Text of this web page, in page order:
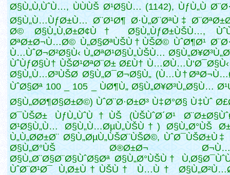
Ø§Ù„Ù‚ÙˆÙ…, ÙÙÙŠ Ø¹Ø§Ù… (1142), ÙƒÙ„Ù
Ø§Ù„Ù…ÙƒØ±Ù… Ø¨Ø¹Ø¶ Ø·Ù„Ø¨ØªÙ‡
Ø© Ø§Ù„Ù‚Ø±Ø¢Ù† Ø§Ù„ÙƒØ±ÙŠÙ…,
ØªØ±Ø¬Ù…Ø© Ù„Ø§ØªÙŠÙ†ÙŠØ© ÙˆØ¶Ø¹
Ù…ÙˆØ¬Ø²Ø§Ù‹ Ù„ØªØ¹Ø§Ù„ÙŠÙ…
ÙˆÙƒØ§Ù† ÙŠØ¹ØªØ¨Ø± Ø£Ù† Ù…Ø­Ù…Ù‘Ø¯Ø§Ù‹
Ø§Ù„Ù…Ø³ÙŠØ­ Ø§Ù„Ø¯Ø¬Ø§Ù„
ÙˆØ§Øª 100 _ 105 _ ÙØ¶Ù„ Ø§Ù„Ø¥Ø³Ù„Ø§Ù…
Ø§Ù„Ø­Ø¶Ø§Ø±Ø©) ÙˆØ¨Ø·Ø±Ø³ Ù‡Ø°Ø§ Ù‡Ùˆ
Ø¯ÙŠØ± ÙƒÙ„ÙˆÙ†ÙŠ (ÙŠÙˆØ´Ø¹
Ø¹Ø§Ù„Ù… Ø§Ù„Ù…ØµÙ„ÙŠÙ†) Ø§Ù„Ø°ÙŠ
Ù„Ù„Ø­Ø±Ø¨ Ø§Ù„ØµÙ„ÙŠØ¨ÙŠØ©, ÙˆØ¯ÙŠØ±Ù‡
Ø§Ù„Ø°ÙŠ Ø®Ø±Ø¬
Ø§Ù„Ø¨Ø§Ø¨Ø§ÙˆØ§Øª Ø§Ù„Ø°ÙŠÙ†
ÙˆØ¨Ø¹Ø¯ Ù‚Ø±Ù†ÙŠÙ† Ù…Ù†